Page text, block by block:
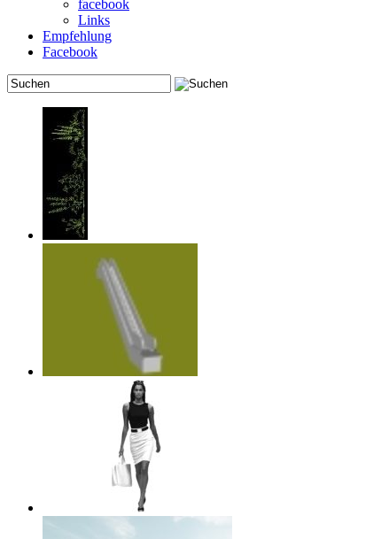
facebook
Links
Empfehlung
Facebook